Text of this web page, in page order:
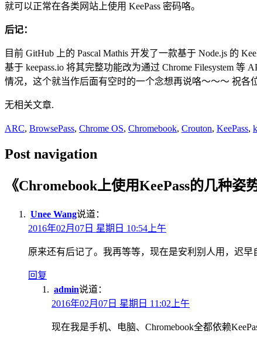
就可以正常在各类网站上使用 KeePass 密码咯。
后记：
目前 GitHub 上的 Pascal Mathis 开发了一款基于 Node.js 的
基于 keepass.io 将其完整功能改为通过 Chrome Filesystem
情况，这个就当作后面有空时的一个念想再说咯～～～ 祝各
无相关文章.
ARC, BrowsePass, Chrome OS, Chromebook, Crouton, KeePass,
Post navigation
《Chromebook上使用KeePass的几种姿
Unee Wang说道：
2016年02月07日 星期日 10:54上午
原来还有后记了。我再等等，现在是安利别人用，迟早
回复
admin说道：
2016年02月07日 星期日 11:02上午
现在我是手机、电脑、Chromebook全都依赖